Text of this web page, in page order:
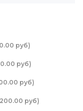
руб)
руб)
руб)
200.00 руб)